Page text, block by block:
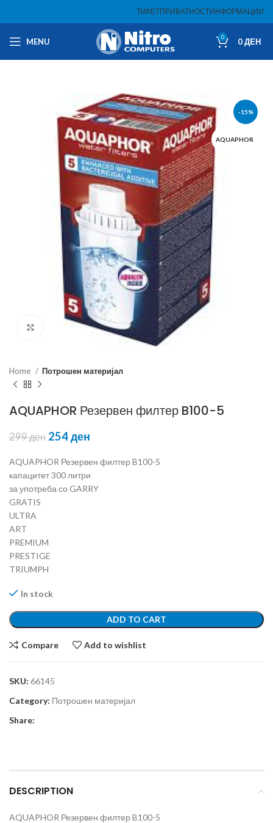
ТИКЕТПРИВАТНОСТИНФОРМАЦИИ
MENU 0 0ДЕН
-15%
AQUAPHOR
Click to enlarge
Home Потрошен материјал
AQUAPHOR Резервен филтер B100-5
299ден 254ден
AQUAPHOR Резервен филтер B100-5
капацитет 300 литри
за употреба со GARRY
GRATIS
ULTRA
ART
PREMIUM
PRESTIGE
TRIUMPH
In stock
ADD TO CART
Compare Add to wishlist
SKU: 66145
Category: Потрошен материјал
Share:
DESCRIPTION
AQUAPHOR Резервен филтер B100-5